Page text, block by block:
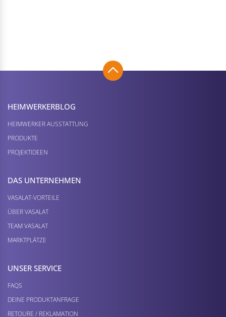
HEIMWERKER­BLOG
HEIMWERKER AUSSTATTUNG
PRODUKTE
PROJEKTIDEEN
DAS UNTERNEHMEN
VASALAT-VORTEILE
ÜBER VASALAT
TEAM VASALAT
MARKTPLÄTZE
UNSER SERVICE
FAQS
DEINE PRODUKTANFRAGE
RETOURE / REKLAMATION